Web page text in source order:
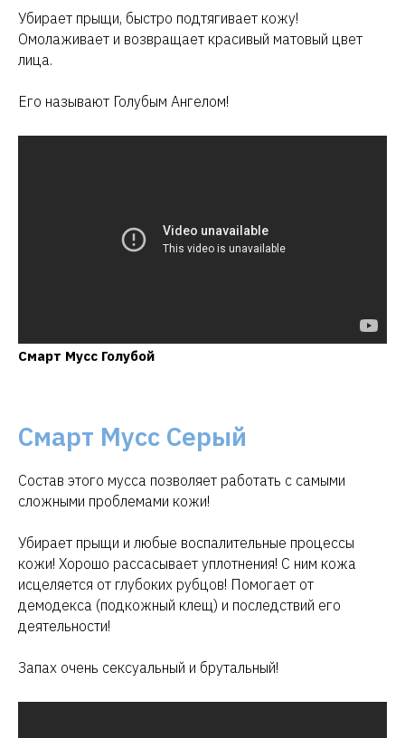
Убирает прыщи, быстро подтягивает кожу!
Омолаживает и возвращает красивый матовый цвет
лица.
Его называют Голубым Ангелом!
Смарт Мусс Голубой
Смарт Мусс Серый
Состав этого мусса позволяет работать с самыми
сложными проблемами кожи!
Убирает прыщи и любые воспалительные процессы
кожи! Хорошо рассасывает уплотнения! С ним кожа
исцеляется от глубоких рубцов! Помогает от
демодекса (подкожный клещ) и последствий его
деятельности!
Запах очень сексуальный и брутальный!